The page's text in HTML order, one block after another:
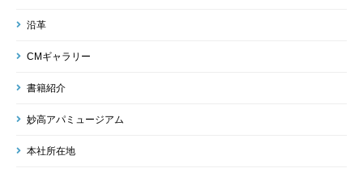
沿革
CMギャラリー
書籍紹介
妙高アパミュージアム
本社所在地